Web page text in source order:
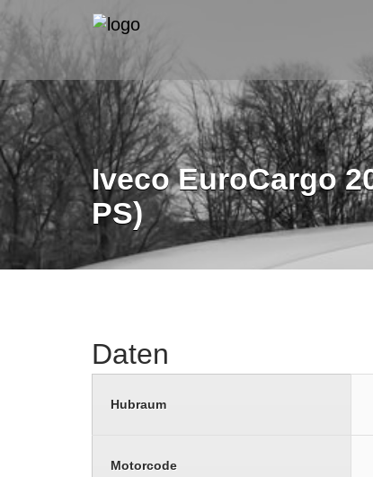
Iveco EuroCargo
PS)
Daten
Hubraum
Motorcode